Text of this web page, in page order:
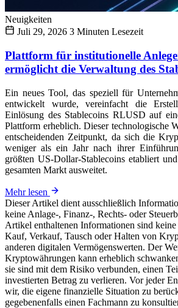
Neuigkeiten
Juli 29, 2026 3 Minuten Lesezeit
Plattform für institutionelle
ermöglicht die Verwaltung des
Ein neues Tool, das speziell für
entwickelt wurde, vereinfacht die
Einlösung des Stablecoins RLUSD auf
Plattform erheblich. Dieser technologische
entscheidenden Zeitpunkt, da sich die
weniger als ein Jahr nach ihrer
größten US-Dollar-Stablecoins etabliert
gesamten Markt ausweitet.
Mehr lesen
Dieser Artikel dient ausschließlich
keine Anlage-, Finanz-, Rechts- oder
Artikel enthaltenen Informationen sind
Kauf, Verkauf, Tausch oder Halten von
anderen digitalen Vermögenswerten. Der
Kryptowährungen kann erheblich
sie sind mit dem Risiko verbunden, einen
investierten Betrag zu verlieren. Vor jeder
wir, die eigene finanzielle Situation zu
gegebenenfalls einen Fachmann zu